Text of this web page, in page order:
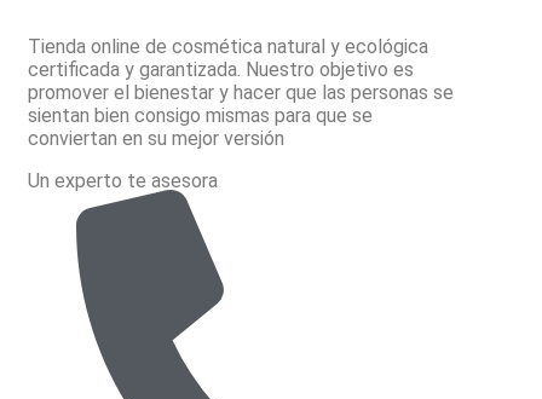
Tienda online de cosmética natural y ecológica
certificada y garantizada. Nuestro objetivo es
promover el bienestar y hacer que las personas se
sientan bien consigo mismas para que se
conviertan en su mejor versión
Un experto te asesora